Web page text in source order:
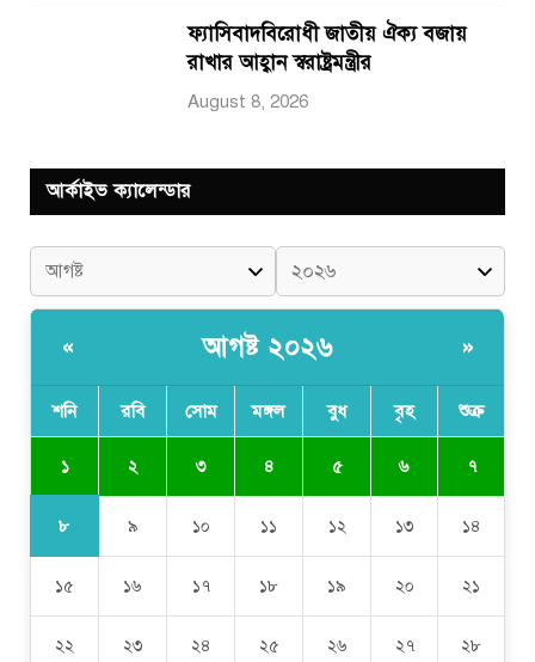
ফ্যাসিবাদবিরোধী জাতীয় ঐক্য বজায়
রাখার আহ্বান স্বরাষ্ট্রমন্ত্রীর
August 8, 2026
আর্কাইভ ক্যালেন্ডার
« আগষ্ট ২০২৬ »
শনি রবি সোম মঙ্গল বুধ বৃহ শুক্র
১ ২ ৩ ৪ ৫ ৬ ৭
৮ ৯ ১০ ১১ ১২ ১৩ ১৪
১৫ ১৬ ১৭ ১৮ ১৯ ২০ ২১
২২ ২৩ ২৪ ২৫ ২৬ ২৭ ২৮